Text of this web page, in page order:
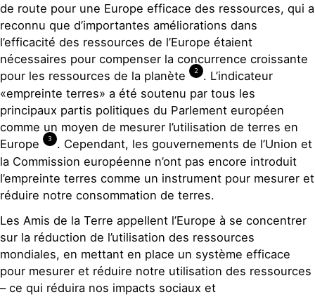
de route pour une Europe efficace des ressources, qui a
reconnu que d’importantes améliorations dans
l’efficacité des ressources de l’Europe étaient
nécessaires pour compenser la concurrence croissante
pour les ressources de la planète
2
. L’indicateur
«empreinte terres» a été soutenu par tous les
principaux partis politiques du Parlement européen
comme un moyen de mesurer l’utilisation de terres en
Europe
3
. Cependant, les gouvernements de l’Union et
la Commission européenne n’ont pas encore introduit
l’empreinte terres comme un instrument pour mesurer et
réduire notre consommation de terres.
Les Amis de la Terre appellent l’Europe à se concentrer
sur la réduction de l’utilisation des ressources
mondiales, en mettant en place un système efficace
pour mesurer et réduire notre utilisation des ressources
– ce qui réduira nos impacts sociaux et